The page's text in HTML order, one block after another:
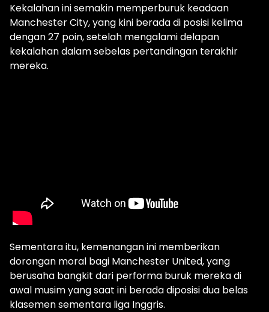
Kekalahan ini semakin memperburuk keadaan
Manchester City, yang kini berada di posisi kelima
dengan 27 poin, setelah mengalami delapan
kekalahan dalam sebelas pertandingan terakhir
mereka.
Sementara itu, kemenangan ini memberikan
dorongan moral bagi Manchester United, yang
berusaha bangkit dari performa buruk mereka di
awal musim yang saat ini berada diposisi dua belas
klasemen sementara liga Inggris.